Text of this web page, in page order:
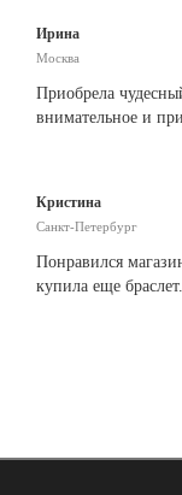
Ирина
Москва
Приобрела
внимательное и
Кристина
Санкт-Петербург
Понравился
купила еще